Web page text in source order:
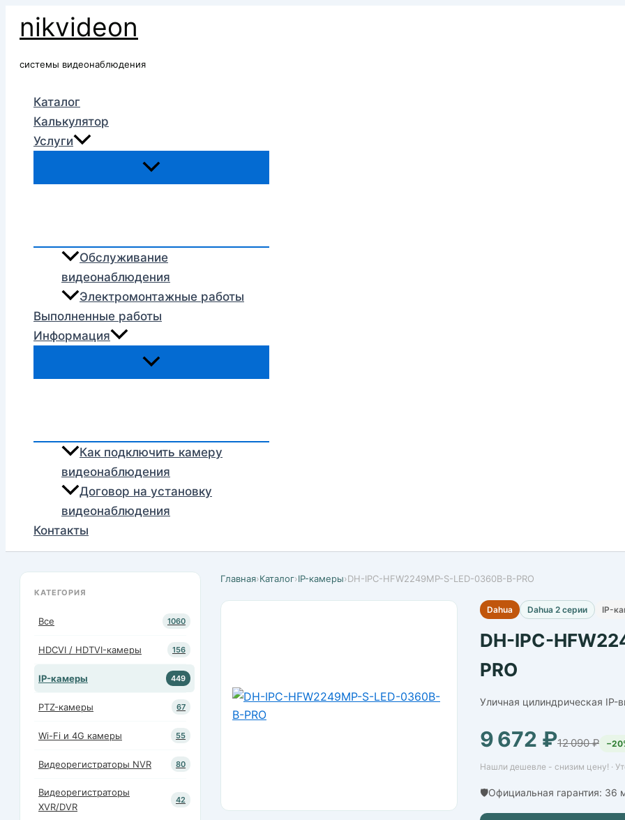
Перейти
nikvideon
системы видеонаблюдения
Каталог
Калькулятор
Услуги
Обслуживание
видеонаблюдения
Электромонтажные работы
Выполненные работы
Информация
Как подключить камеру
видеонаблюдения
Договор на установку
видеонаблюдения
Контакты
КАТЕГОРИЯ
Все 1060
HDCVI / HDTVI-камеры 156
IP-камеры 449
PTZ-камеры 67
Wi-Fi и 4G камеры 55
Видеорегистраторы NVR 80
Видеорегистраторы
XVR/DVR
42
Главная›Каталог›IP-камеры›DH-IPC-HFW2249MP-S-LED-0360B-B-PRO
Dahua Dahua 2 серии IP-
DH-IPC-
PRO
Уличная цилиндрическая
9 672 ₽12 090 ₽
Нашли дешевле - снизим цену! ·
🛡️Официальная гарантия: 36